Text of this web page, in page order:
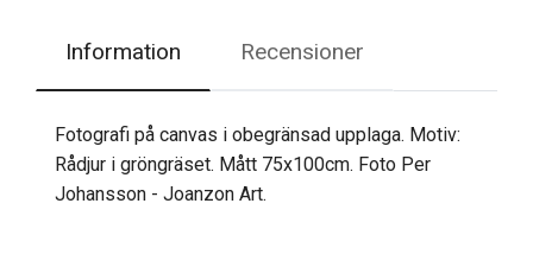
Information Recensioner
Fotografi på canvas i obegränsad upplaga. Motiv:
Rådjur i gröngräset. Mått 75x100cm. Foto Per
Johansson - Joanzon Art.